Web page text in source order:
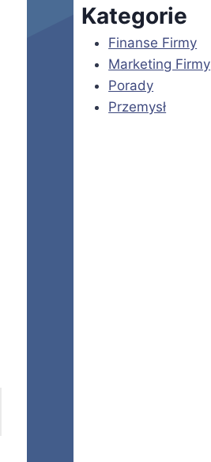
Kategorie
Finanse Firmy
Marketing Firmy
Porady
Przemysł